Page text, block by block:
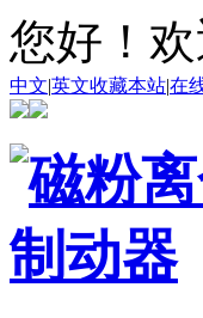
您好！
中文|英文收藏本站|在